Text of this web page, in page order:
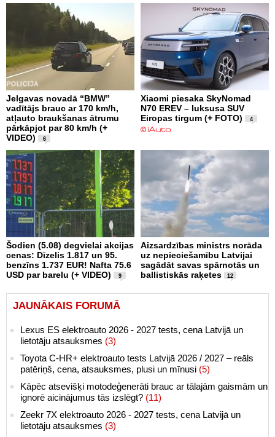
Jelgavas novadā “BMW”
vadītājs brauc ar 170 km/h,
atļauto braukšanas ātrumu
pārkāpjot par 80 km/h (+
VIDEO)
6
Xiaomi piesaka SkyNomad
N70 EREV – luksusa SUV
Eiropas tirgum (+ FOTO)
4
Šodien (5.08) degvielai akcijas
cenas: Dīzelis 1.817 un 95.
benzīns 1.737 EUR! Nafta 75.6
USD par barelu (+ VIDEO)
9
Aizsardzības ministrs norāda
uz nepieciešamību Latvijai
sagādāt savas spārnotās un
ballistiskās raķetes
12
JAUNĀKAIS FORUMĀ
Lexus ES elektroauto 2026 - 2027 tests, cena Latvijā un
lietotāju atsauksmes (3)
Toyota C-HR+ elektroauto tests Latvijā 2026 / 2027 – reāls
patēriņš, cena, atsauksmes, plusi un mīnusi (5)
Kāpēc atsevišķi motodeģenerāti brauc ar tālajām gaismām un
ignorē aicinājumus tās izslēgt? (11)
Zeekr 7X elektroauto 2026 - 2027 tests, cena Latvijā un
lietotāju atsauksmes (3)